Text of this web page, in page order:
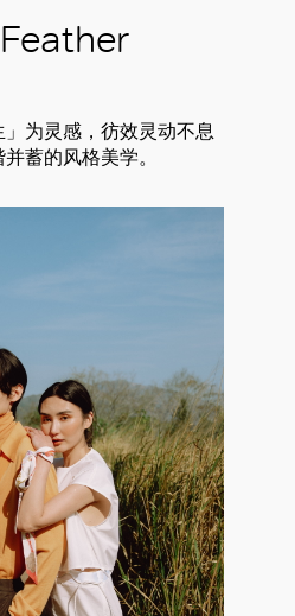
为灵感，彷效灵动不息
蓄的风格美学。